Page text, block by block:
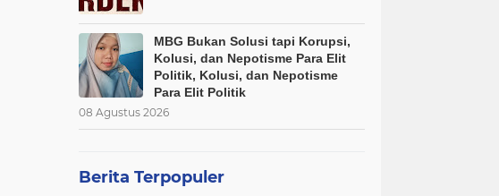
MBG Bukan Solusi tapi Korupsi,
Kolusi, dan Nepotisme Para Elit
Politik, Kolusi, dan Nepotisme
Para Elit Politik
08 Agustus 2026
Berita Terpopuler